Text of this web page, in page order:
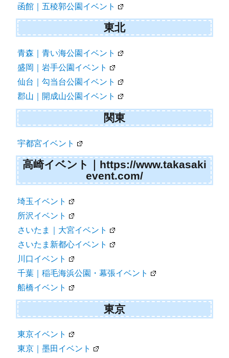
函館｜五稜郭公園イベント
東北
青森｜青い海公園イベント
盛岡｜岩手公園イベント
仙台｜勾当台公園イベント
郡山｜開成山公園イベント
関東
宇都宮イベント
高崎イベント｜https://www.takasaki
event.com/
埼玉イベント
所沢イベント
さいたま｜大宮イベント
さいたま新都心イベント
川口イベント
千葉｜稲毛海浜公園・幕張イベント
船橋イベント
東京
東京イベント
東京｜墨田イベント